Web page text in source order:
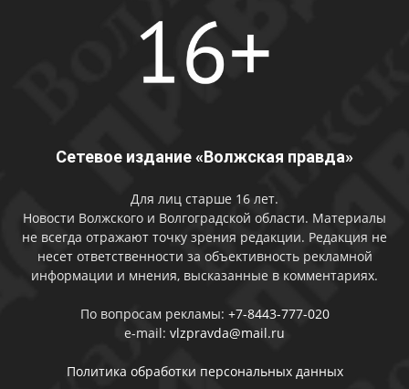
Сетевое издание «Волжская правда»
Для лиц старше 16 лет.
Новости Волжского и Волгоградской области. Материалы
не всегда отражают точку зрения редакции. Редакция не
несет ответственности за объективность рекламной
информации и мнения, высказанные в комментариях.
По вопросам рекламы: +7-8443-777-020
e-mail: vlzpravda@mail.ru
Политика обработки персональных данных